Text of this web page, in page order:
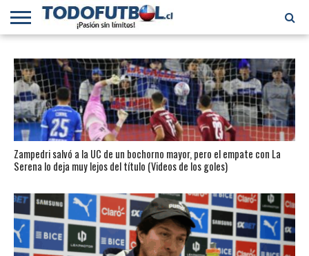
DIVISIÓN
PRIMERA
B
SELECCIÓN
CHILENA
CHILENOS
EN EL
MUNDO
FÚTBOL
INTERNACIONAL
Zampedri salvó a la UC de un bochorno mayor, pero el empate con La
Serena lo deja muy lejos del título (Videos de los goles)